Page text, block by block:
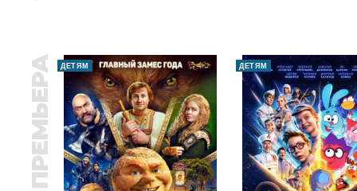
ПРЕМЬЕРА ДЕТЯМ ДЕТЯМ